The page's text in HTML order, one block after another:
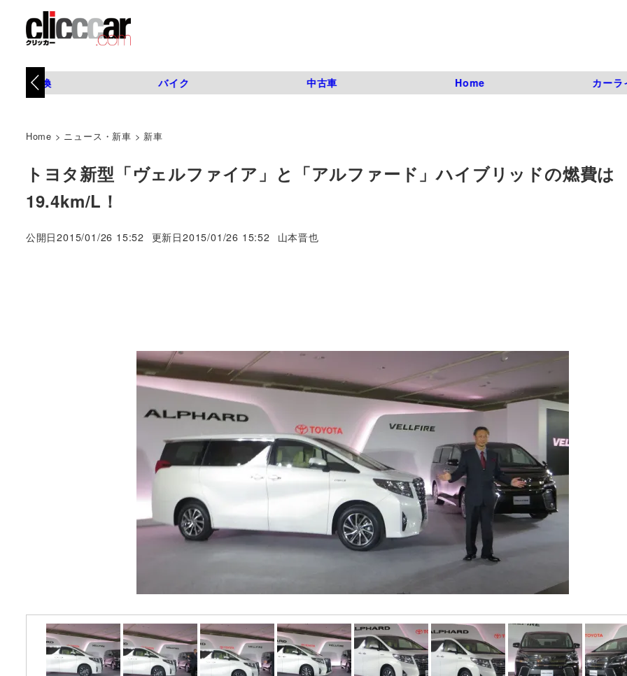
タイヤ交換 バイク 中古車 Home カーラ
Home > ニュース・新車 > 新車
トヨタ新型「ヴェルファイア」と「アルファード」ハイブリッドの燃費は
19.4km/L！
公開日2015/01/26 15:52 更新日2015/01/26 15:52
著
山本晋也